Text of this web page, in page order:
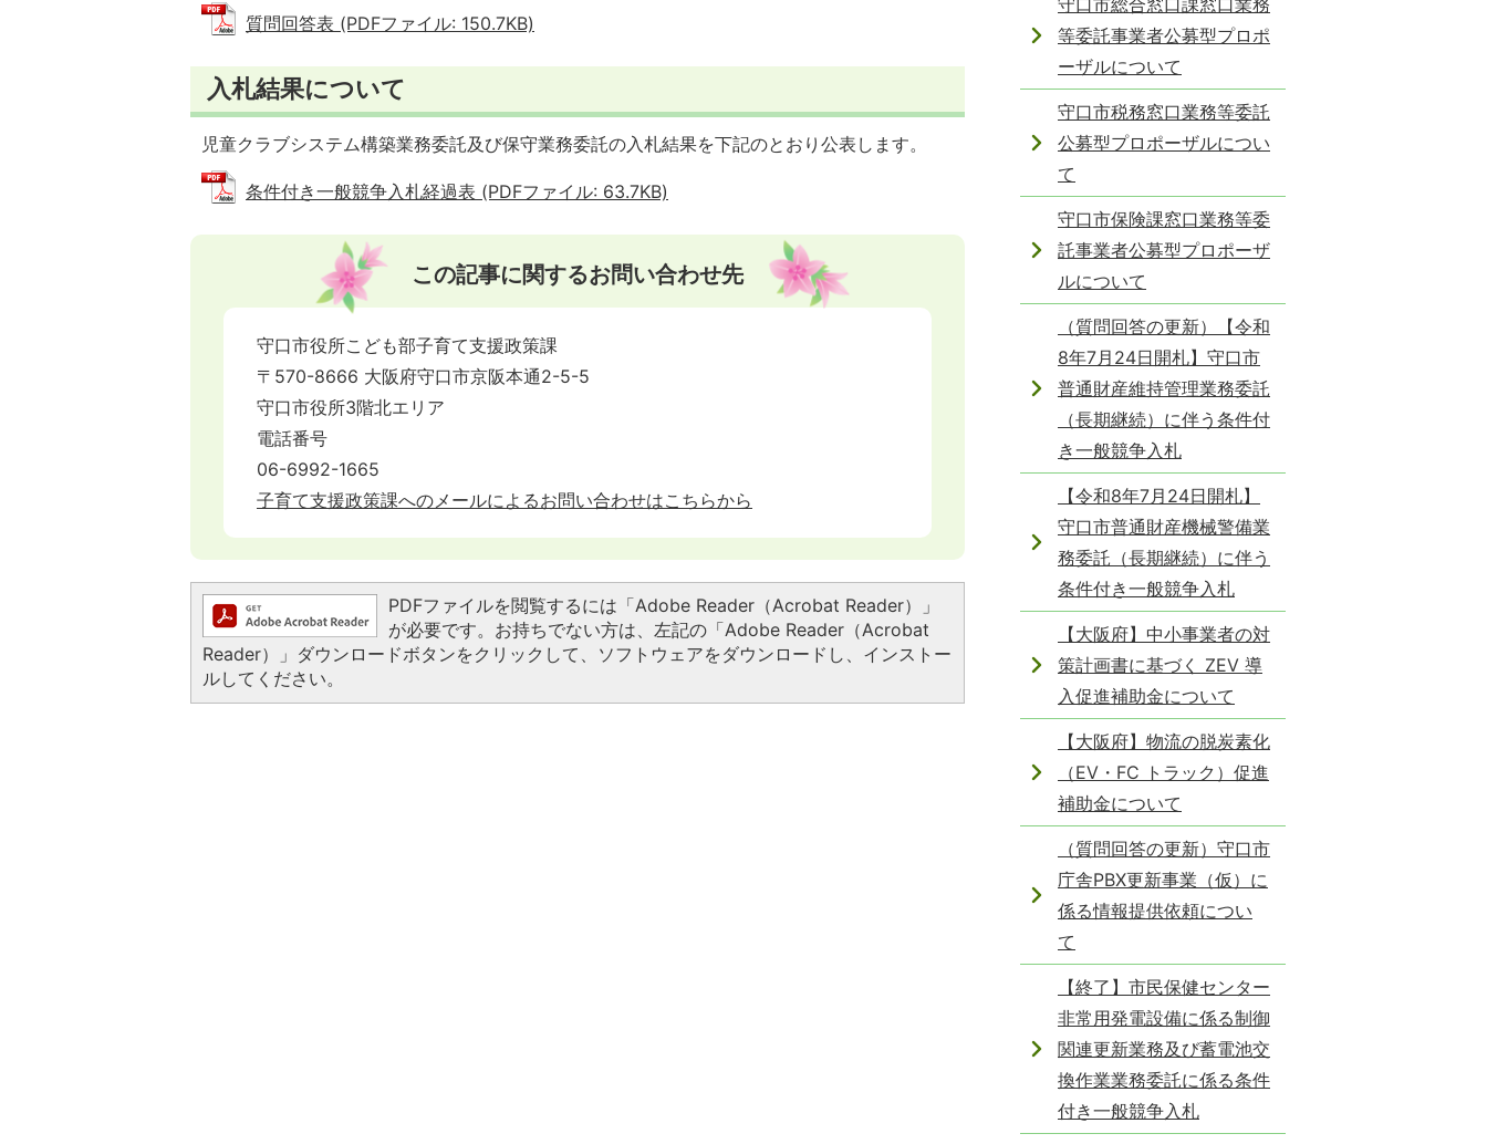
質問回答表 (PDFファイル: 150.7KB)
入札結果について
児童クラブシステム構築業務委託及び保守業務委託の入札結果を下記のとおり公表します。
条件付き一般競争入札経過表 (PDFファイル: 63.7KB)
この記事に関するお問い合わせ先
守口市役所こども部子育て支援政策課
〒570-8666 大阪府守口市京阪本通2-5-5
守口市役所3階北エリア
電話番号
06-6992-1665
子育て支援政策課へのメールによるお問い合わせはこちらから
PDFファイルを閲覧するには「Adobe Reader（Acrobat Reader）」
が必要です。お持ちでない方は、左記の「Adobe Reader（Acrobat
Reader）」ダウンロードボタンをクリックして、ソフトウェアをダウンロードし、インストー
ルしてください。
守口市総合窓口課窓口業務
等委託事業者公募型プロポ
ーザルについて
守口市税務窓口業務等委託
公募型プロポーザルについ
て
守口市保険課窓口業務等委
託事業者公募型プロポーザ
ルについて
（質問回答の更新）【令和
8年7月24日開札】守口市
普通財産維持管理業務委託
（長期継続）に伴う条件付
き一般競争入札
【令和8年7月24日開札】
守口市普通財産機械警備業
務委託（長期継続）に伴う
条件付き一般競争入札
【大阪府】中小事業者の対
策計画書に基づく ZEV 導
入促進補助金について
【大阪府】物流の脱炭素化
（EV・FC トラック）促進
補助金について
（質問回答の更新）守口市
庁舎PBX更新事業（仮）に
係る情報提供依頼につい
て
【終了】市民保健センター
非常用発電設備に係る制御
関連更新業務及び蓄電池交
換作業業務委託に係る条件
付き一般競争入札